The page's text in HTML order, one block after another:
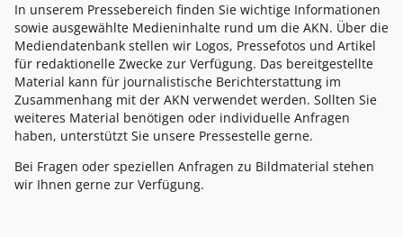
In unserem Pressebereich finden Sie wichtige Informationen
sowie ausgewählte Medieninhalte rund um die AKN. Über die
Mediendatenbank stellen wir Logos, Pressefotos und Artikel
für redaktionelle Zwecke zur Verfügung. Das bereitgestellte
Material kann für journalistische Berichterstattung im
Zusammenhang mit der AKN verwendet werden. Sollten Sie
weiteres Material benötigen oder individuelle Anfragen
haben, unterstützt Sie unsere Pressestelle gerne.
Bei Fragen oder speziellen Anfragen zu Bildmaterial stehen
wir Ihnen gerne zur Verfügung.